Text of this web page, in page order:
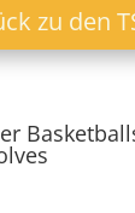
zu den